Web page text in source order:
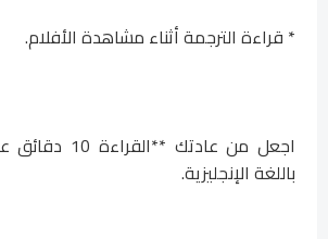
* قراءة الترجمة أثناء مشاهدة الأفلام.
اجعل من عادتك
باللغة الإنجليزية.